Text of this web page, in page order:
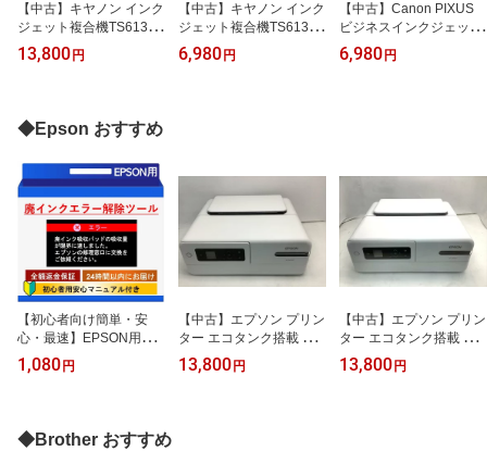
【中古】キヤノン インク
ジェット複合機TS6130
BLACK PIXUSTS6130B
K
13,800 円
【中古】キヤノン インク
ジェット複合機TS6130
WHITE PIXUSTS6130W
H
6,980 円
【中古】Canon PIXUS
ビジネスインクジェット
複合機 PIXUS MX350
6,980 円
◆Epson おすすめ
【初心者向け簡単・安
心・最速】EPSON用プ
リンター廃インクエラー
解除ツール｜WIC Reset
ールですぐお届け
1,080 円
【中古】エプソン プリン
ター エコタンク搭載 A4
カラーインクジェット複
合機 EP-M552T1 2019年
13,800 円
【中古】エプソン プリン
ター エコタンク搭載 A4
カラーインクジェット複
合機 EP-M552T1 2019年
13,800 円
◆Brother おすすめ